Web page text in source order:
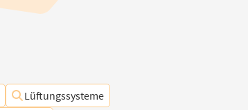
Lüftungssysteme